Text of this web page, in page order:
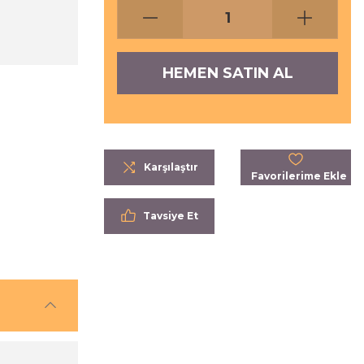
HEMEN SATIN AL
Karşılaştır
Tavsiye Et